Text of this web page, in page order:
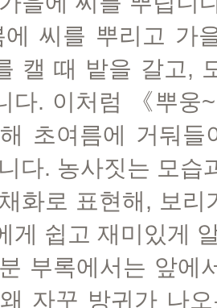
에 씨를 뿌리고 가
캘 때 밭을 갈고,
다. 이처럼 《뿌웅
초여름에 거둬
다. 농사짓는 모
화로 표현해, 보
게 쉽고 재미있게
부록에서는 앞에
자꾸 방귀가 나